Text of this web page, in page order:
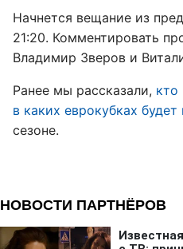
Начнется вещание из
21:20. Комментировать
Владимир Зверов и
Ранее мы рассказали, кто
в каких еврокубках будет
сезоне.